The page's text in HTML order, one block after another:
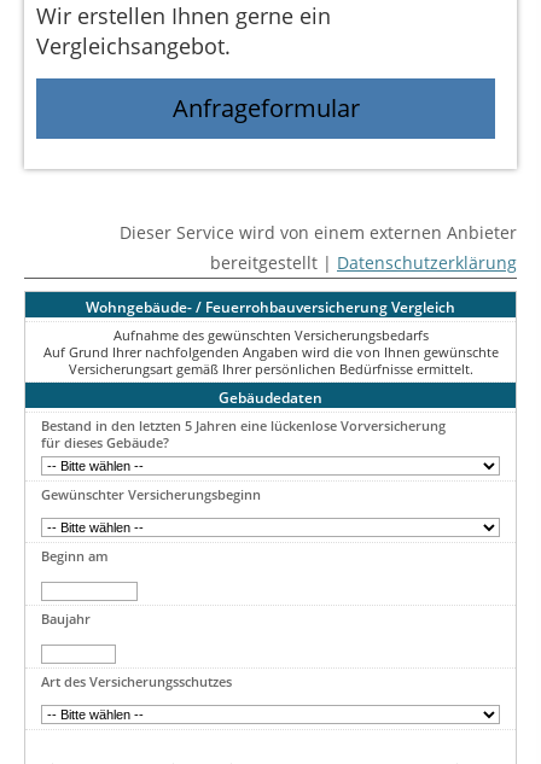
Wir erstellen Ihnen gerne ein
Vergleichsangebot.
Anfrageformular
Dieser Service wird von einem externen Anbieter
bereitgestellt | Datenschutzerklärung
Wohngebäude- / Feuerrohbauversicherung Vergleich
Aufnahme des gewünschten Versicherungsbedarfs
Auf Grund Ihrer nachfolgenden Angaben wird die von Ihnen gewünschte
Versicherungsart gemäß Ihrer persönlichen Bedürfnisse ermittelt.
Gebäudedaten
Bestand in den letzten 5 Jahren eine lückenlose Vorversicherung
für dieses Gebäude?
Gewünschter Versicherungsbeginn
Beginn am
Baujahr
Art des Versicherungsschutzes